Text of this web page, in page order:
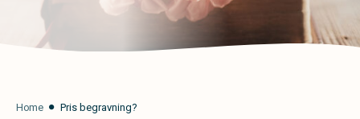
Home Pris begravning?